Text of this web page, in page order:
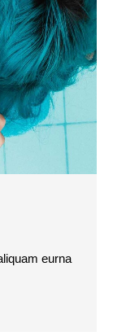
eurna